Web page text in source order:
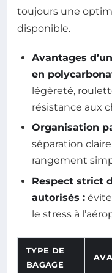
toujours une
disponible.
Avantages
en
légèreté,
résistance aux
Organisation
séparation
rangement
Respect strict
autorisés :
le stress à
TYPE DE
BAGAGE